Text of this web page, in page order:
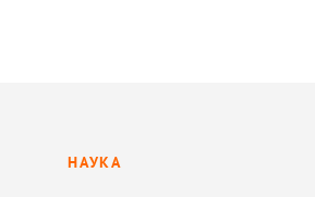
НАУКА